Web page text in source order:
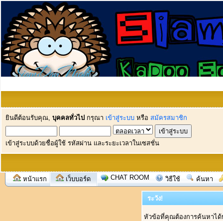
ยินดีต้อนรับคุณ, บุคคลทั่วไป กรุณา เข้าสู่ระบบ หรือ สมัครสมาชิก
เข้าสู่ระบบด้วยชื่อผู้ใช้ รหัสผ่าน และระยะเวลาในเซสชั่น
หน้าแรก เว็บบอร์ด CHAT ROOM วิธีใช้ ค้นหา
ระวัง!
หัวข้อที่คุณต้องการค้นหาไ